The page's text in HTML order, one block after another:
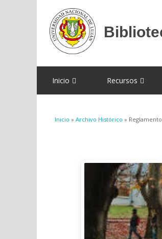
Inicio Recursos
Se encuentra usted aquí
Inicio » Archivo Histórico » Reglamento